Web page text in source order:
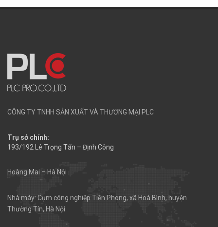
CÔNG TY TNHH SẢN XUẤT VÀ THƯƠNG MẠI PLC
Trụ sở chính:
193/192 Lê Trọng Tấn – Định Công
Hoàng Mai – Hà Nội
Nhà máy: Cụm công nghiệp Tiền Phong, xã Hoà Bình, huyện
Thường Tín, Hà Nội